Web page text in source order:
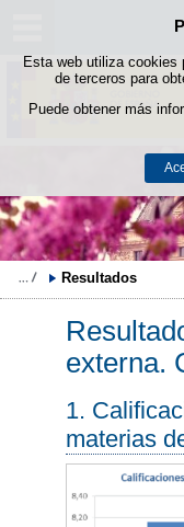
Esta web utiliza cookies
de terceros para
Puede obtener más
Resultados
externa.
1.
materias